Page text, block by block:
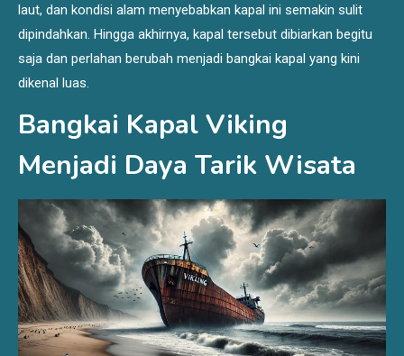
laut, dan kondisi alam menyebabkan kapal ini semakin sulit
dipindahkan. Hingga akhirnya, kapal tersebut dibiarkan begitu
saja dan perlahan berubah menjadi bangkai kapal yang kini
dikenal luas.
Bangkai Kapal Viking
Menjadi Daya Tarik Wisata